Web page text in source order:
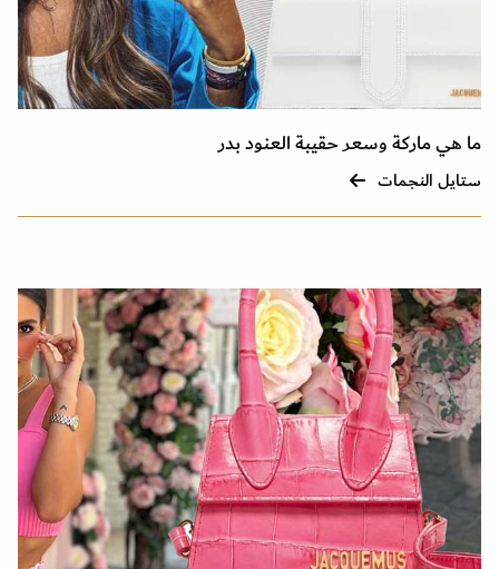
ما هي ماركة وسعر حقيبة العنود بدر
ستايل النجمات